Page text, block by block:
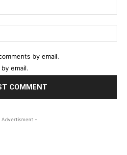
by email.
email.
Advertisment -